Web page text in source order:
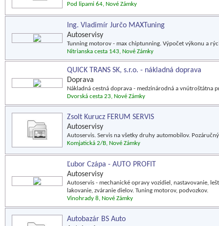
Pod lipami 64, Nové Zámky
Ing. Vladimír Jurčo MAXTuning
Autoservisy
Tunning motorov - max chiptunning. Výpočet výkonu a
Nitrianska cesta 143, Nové Zámky
QUICK TRANS SK, s.r.o. - nákladná doprava
Doprava
Nákladná cestná doprava - medzinárodná a vnútroštátna
Dvorská cesta 23, Nové Zámky
Zsolt Kurucz FERUM SERVIS
Autoservisy
Autoservis. Servis na všetky druhy automobilov.
Komjatická 2/B, Nové Zámky
Ľubor Czápa - AUTO PROFIT
Autoservisy
Autoservis - mechanické opravy vozidiel, nastavovanie,
lakovanie, zváranie dielov. Tuning motorov, podvozkov.
Vinohrady 8, Nové Zámky
Autobazár BS Auto